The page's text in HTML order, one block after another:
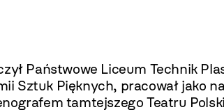
Państwowe Liceum Technik
Sztuk Pięknych, pracował jako
tamtejszego Teatru